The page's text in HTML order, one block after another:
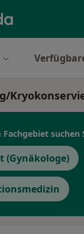
suchen
(Gynäkologe)